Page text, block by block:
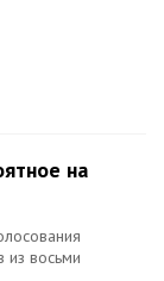
на
из восьми